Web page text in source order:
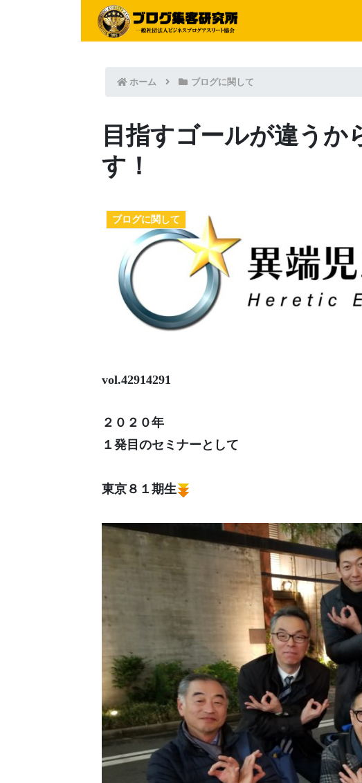
ホーム ブログに関して
目指すゴールが違う
す！
ブログに関して
vol.42914291
２０２０年
１発目のセミナーとして
東京８１期生